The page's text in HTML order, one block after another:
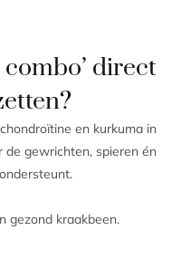
direct
en kurkuma in
de gewrichten, spieren én
gezond kraakbeen.